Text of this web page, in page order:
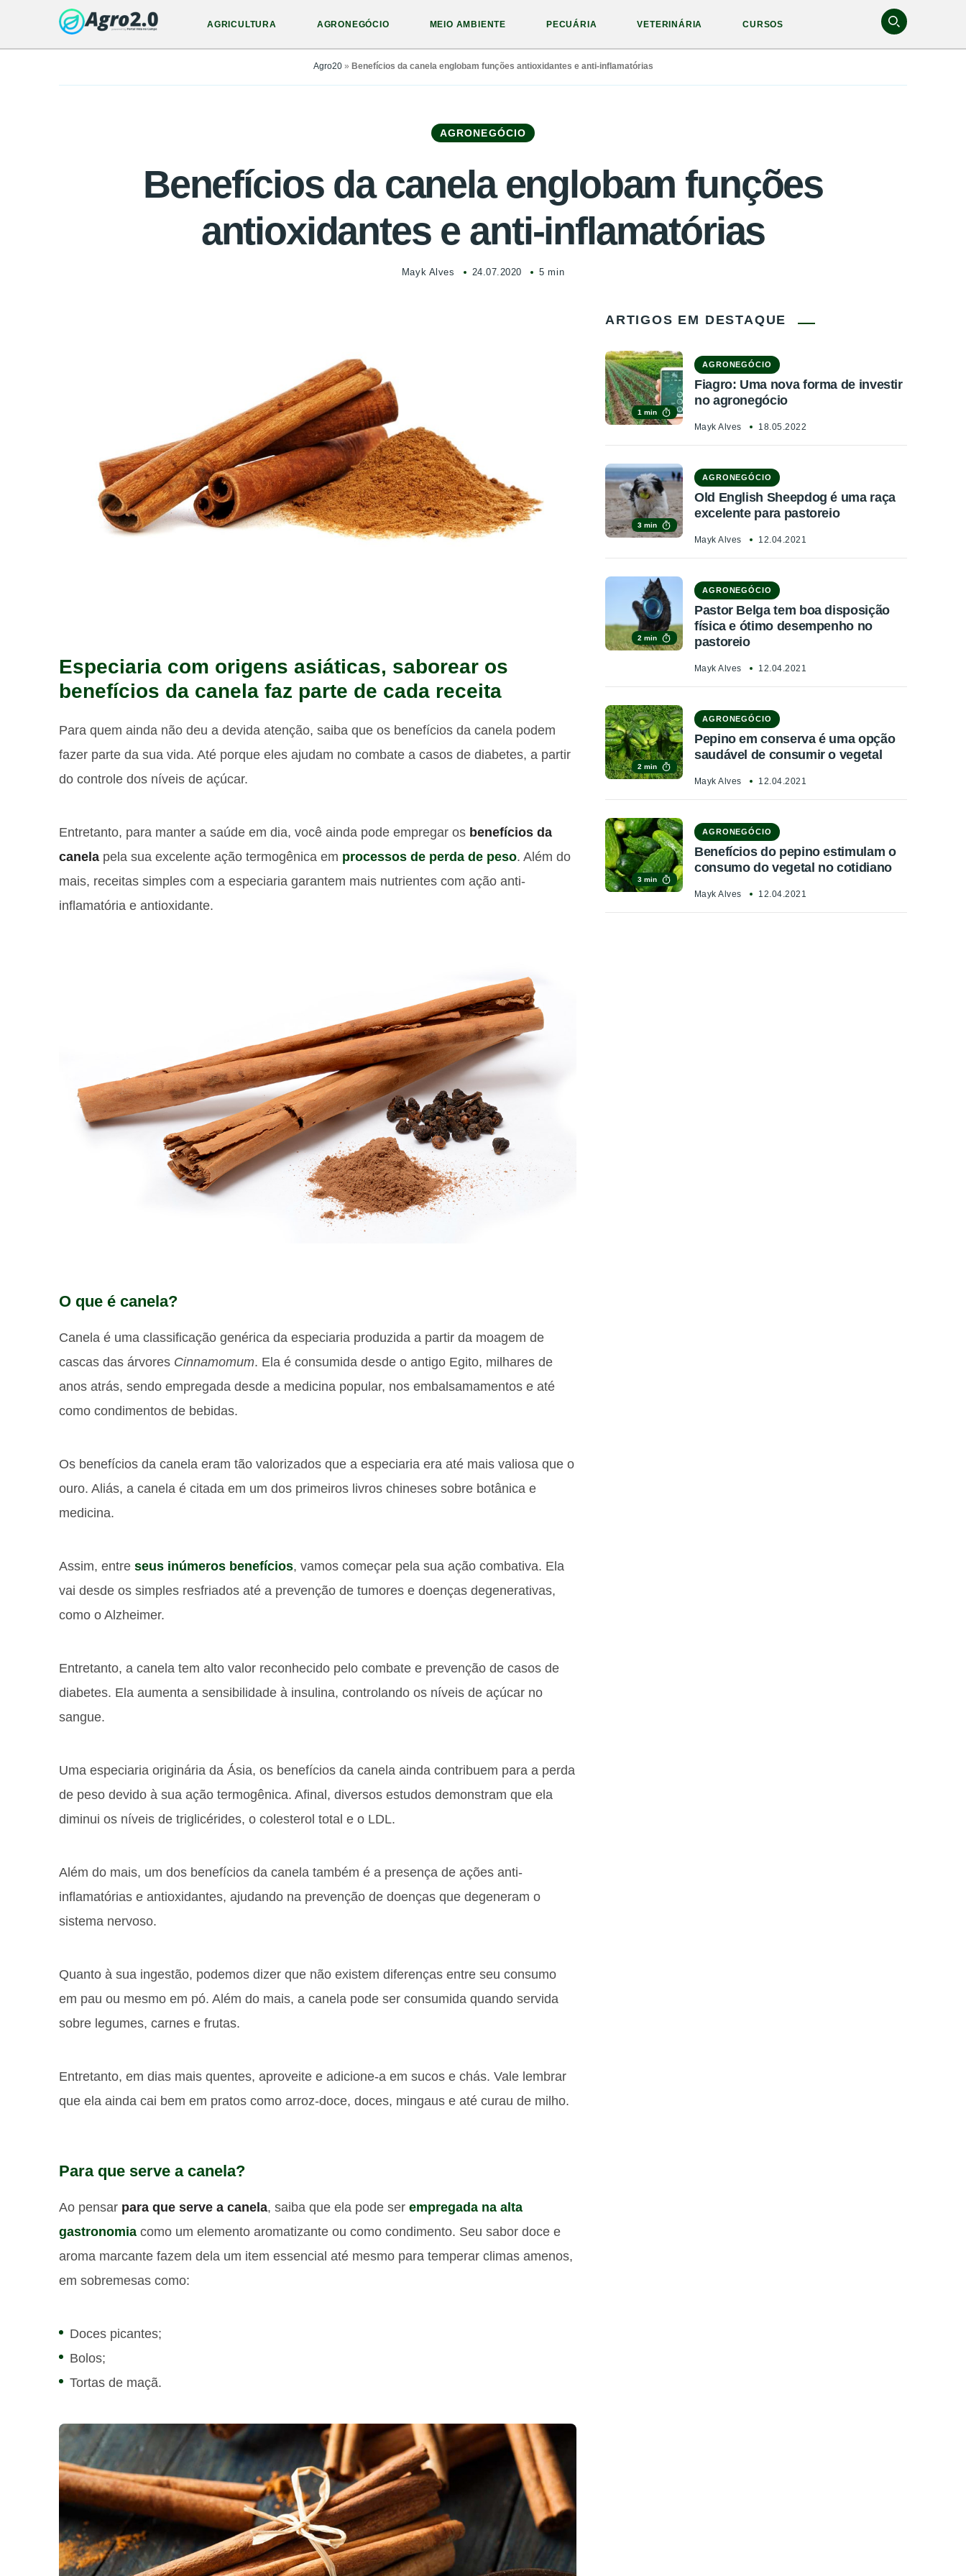
AGRICULTURA AGRONEGÓCIO MEIO AMBIENTE PECUÁRIA VETERINÁRIA CURSOS
Agro20» Benefícios da canela englobam funções antioxidantes e anti-inflamatórias
AGRONEGÓCIO
Benefícios da canela englobam funções
antioxidantes e anti-inflamatórias
Mayk Alves 24.07.2020 5 min
Especiaria com origens asiáticas, saborear os
benefícios da canela faz parte de cada receita
Para quem ainda não deu a devida atenção, saiba que os benefícios da canela podem
fazer parte da sua vida. Até porque eles ajudam no combate a casos de diabetes, a partir
do controle dos níveis de açúcar.
Entretanto, para manter a saúde em dia, você ainda pode empregar os benefícios da
canela pela sua excelente ação termogênica em processos de perda de peso. Além do
mais, receitas simples com a especiaria garantem mais nutrientes com ação anti-
inflamatória e antioxidante.
O que é canela?
Canela é uma classificação genérica da especiaria produzida a partir da moagem de
cascas das árvores Cinnamomum. Ela é consumida desde o antigo Egito, milhares de
anos atrás, sendo empregada desde a medicina popular, nos embalsamamentos e até
como condimentos de bebidas.
Os benefícios da canela eram tão valorizados que a especiaria era até mais valiosa que o
ouro. Aliás, a canela é citada em um dos primeiros livros chineses sobre botânica e
medicina.
Assim, entre seus inúmeros benefícios, vamos começar pela sua ação combativa. Ela
vai desde os simples resfriados até a prevenção de tumores e doenças degenerativas,
como o Alzheimer.
Entretanto, a canela tem alto valor reconhecido pelo combate e prevenção de casos de
diabetes. Ela aumenta a sensibilidade à insulina, controlando os níveis de açúcar no
sangue.
Uma especiaria originária da Ásia, os benefícios da canela ainda contribuem para a perda
de peso devido à sua ação termogênica. Afinal, diversos estudos demonstram que ela
diminui os níveis de triglicérides, o colesterol total e o LDL.
Além do mais, um dos benefícios da canela também é a presença de ações anti-
inflamatórias e antioxidantes, ajudando na prevenção de doenças que degeneram o
sistema nervoso.
Quanto à sua ingestão, podemos dizer que não existem diferenças entre seu consumo
em pau ou mesmo em pó. Além do mais, a canela pode ser consumida quando servida
sobre legumes, carnes e frutas.
Entretanto, em dias mais quentes, aproveite e adicione-a em sucos e chás. Vale lembrar
que ela ainda cai bem em pratos como arroz-doce, doces, mingaus e até curau de milho.
Para que serve a canela?
Ao pensar para que serve a canela, saiba que ela pode ser empregada na alta
gastronomia como um elemento aromatizante ou como condimento. Seu sabor doce e
aroma marcante fazem dela um item essencial até mesmo para temperar climas amenos,
em sobremesas como:
Doces picantes;
Bolos;
Tortas de maçã.
ARTIGOS EM DESTAQUE
1 min
AGRONEGÓCIO
Fiagro: Uma nova forma de investir
no agronegócio
Mayk Alves 18.05.2022
3 min
AGRONEGÓCIO
Old English Sheepdog é uma raça
excelente para pastoreio
Mayk Alves 12.04.2021
2 min
AGRONEGÓCIO
Pastor Belga tem boa disposição
física e ótimo desempenho no
pastoreio
Mayk Alves 12.04.2021
2 min
AGRONEGÓCIO
Pepino em conserva é uma opção
saudável de consumir o vegetal
Mayk Alves 12.04.2021
3 min
AGRONEGÓCIO
Benefícios do pepino estimulam o
consumo do vegetal no cotidiano
Mayk Alves 12.04.2021